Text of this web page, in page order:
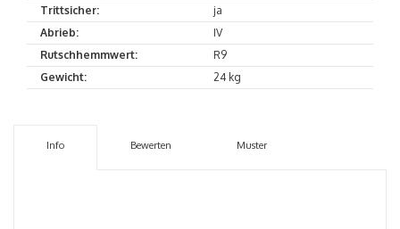
Trittsicher:
ja
Abrieb:
IV
Rutschhemmwert:
R9
Gewicht:
24 kg
Info Bewerten Muster